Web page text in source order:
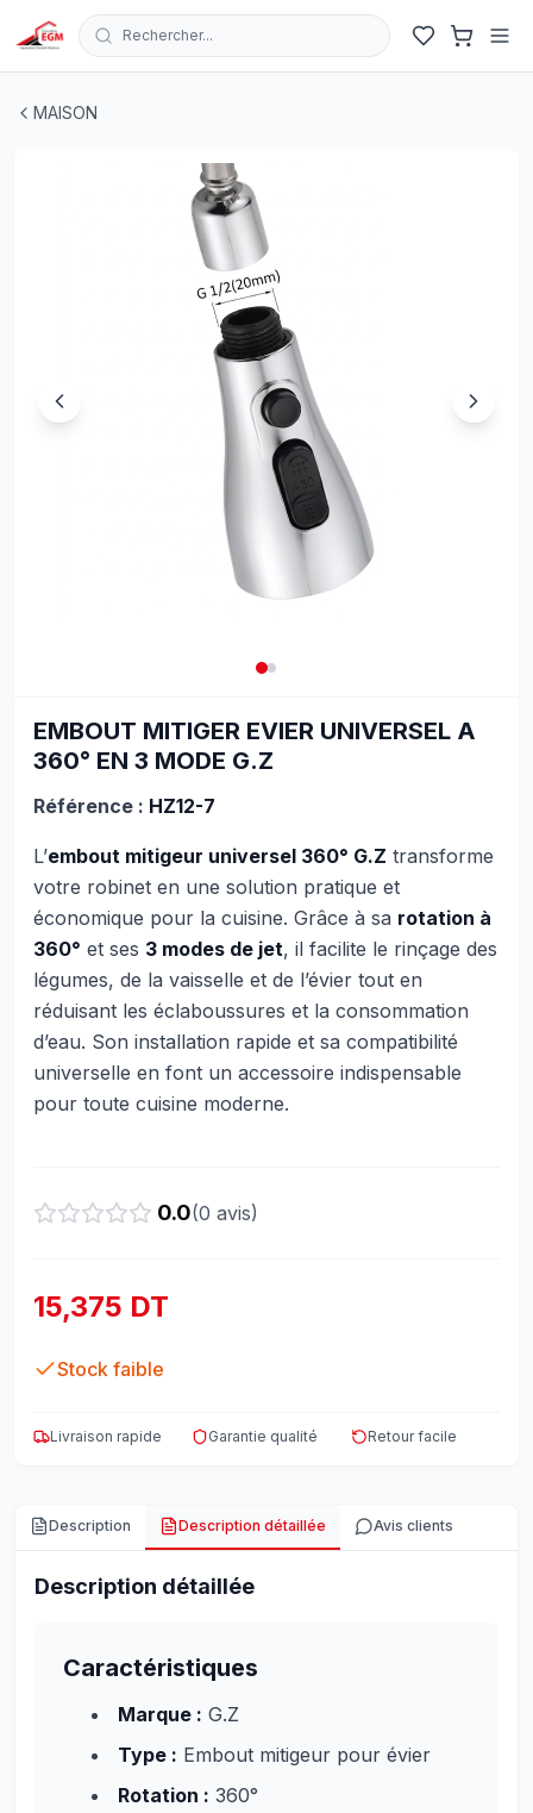
Rechercher...
MAISON
EMBOUT MITIGER EVIER UNIVERSEL A
360° EN 3 MODE G.Z
Référence : HZ12-7
L’embout mitigeur universel 360° G.Z transforme
votre robinet en une solution pratique et
économique pour la cuisine. Grâce à sa rotation à
360° et ses 3 modes de jet, il facilite le rinçage des
légumes, de la vaisselle et de l’évier tout en
réduisant les éclaboussures et la consommation
d’eau. Son installation rapide et sa compatibilité
universelle en font un accessoire indispensable
pour toute cuisine moderne.
0.0(0 avis)
15,375 DT
Stock faible
Livraison rapide Garantie qualité Retour facile
Description Description détaillée Avis clients
Description détaillée
Caractéristiques
Marque : G.Z
Type : Embout mitigeur pour évier
Rotation : 360°